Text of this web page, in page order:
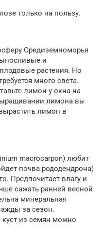
только на пользу.
Средиземноморья
и
растения. Но
много света.
лимон у окна на
лимона вы
лимон в
macrocarpon) любит
почва рододендрона)
Предпочитает влагу и
сажать ранней весной
минеральная
за сезон.
из семян можно